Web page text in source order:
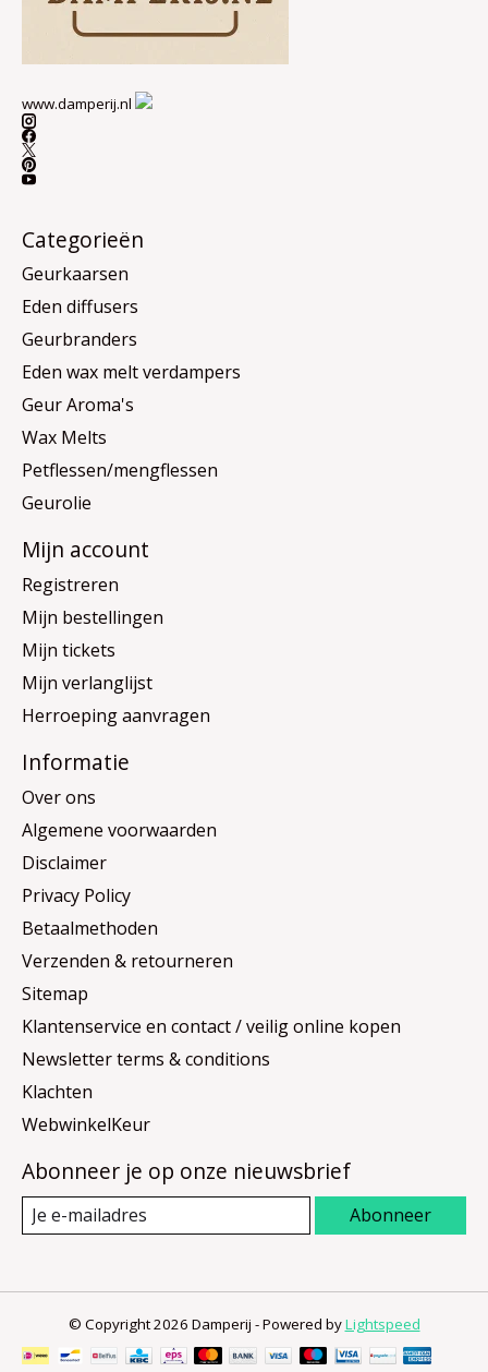
www.damperij.nl
Categorieën
Geurkaarsen
Eden diffusers
Geurbranders
Eden wax melt verdampers
Geur Aroma's
Wax Melts
Petflessen/mengflessen
Geurolie
Mijn account
Registreren
Mijn bestellingen
Mijn tickets
Mijn verlanglijst
Herroeping aanvragen
Informatie
Over ons
Algemene voorwaarden
Disclaimer
Privacy Policy
Betaalmethoden
Verzenden & retourneren
Sitemap
Klantenservice en contact / veilig online kopen
Newsletter terms & conditions
Klachten
WebwinkelKeur
Abonneer je op onze nieuwsbrief
Abonneer
© Copyright 2026 Damperij - Powered byLightspeed